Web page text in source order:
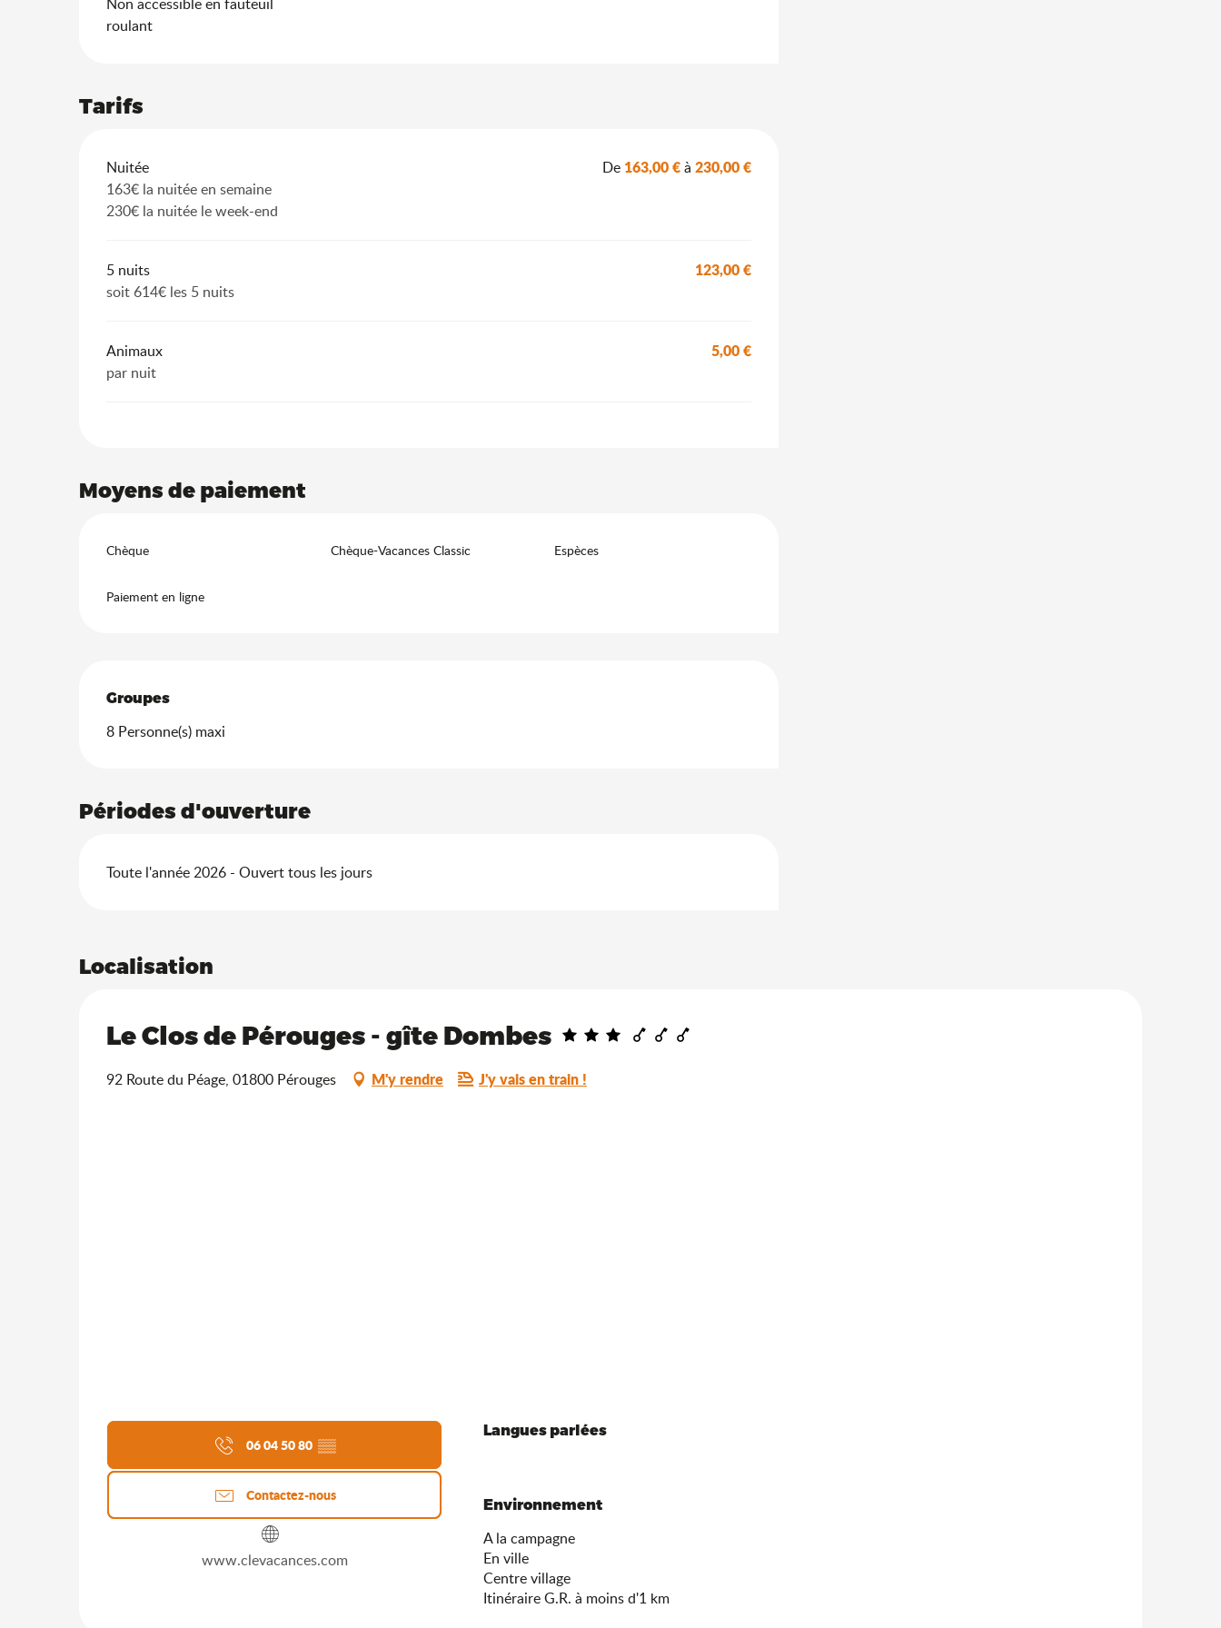
Non accessible en fauteuil
roulant
Tarifs
Tarifs 2026
Nuitée
163€ la nuitée en semaine
230€ la nuitée le week-end
De 163,00 €à230,00 €
5 nuits
soit 614€ les 5 nuits
123,00 €
Animaux
par nuit
5,00 €
Moyens de paiement
Chèque Chèque-Vacances Classic Espèces
Paiement en ligne
Groupes
Groupes
8 Personne(s) maxi
Périodes d'ouverture
Toute l'année 2026 - Ouvert tous les jours
Localisation
Le Clos de Pérouges - gîte Dombes
92 Route du Péage, 01800 Pérouges M'y rendre J'y vais en train !
06 04 50 80 ▒▒
Contactez-nous
www.clevacances.com
Langues parlées
Langues parlées
Environnement
Environnement
A la campagne
En ville
Centre village
Itinéraire G.R. à moins d'1 km